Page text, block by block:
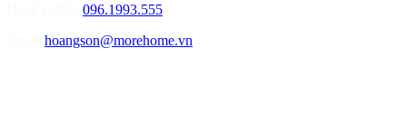
096.1993.555
hoangson@morehome.vn